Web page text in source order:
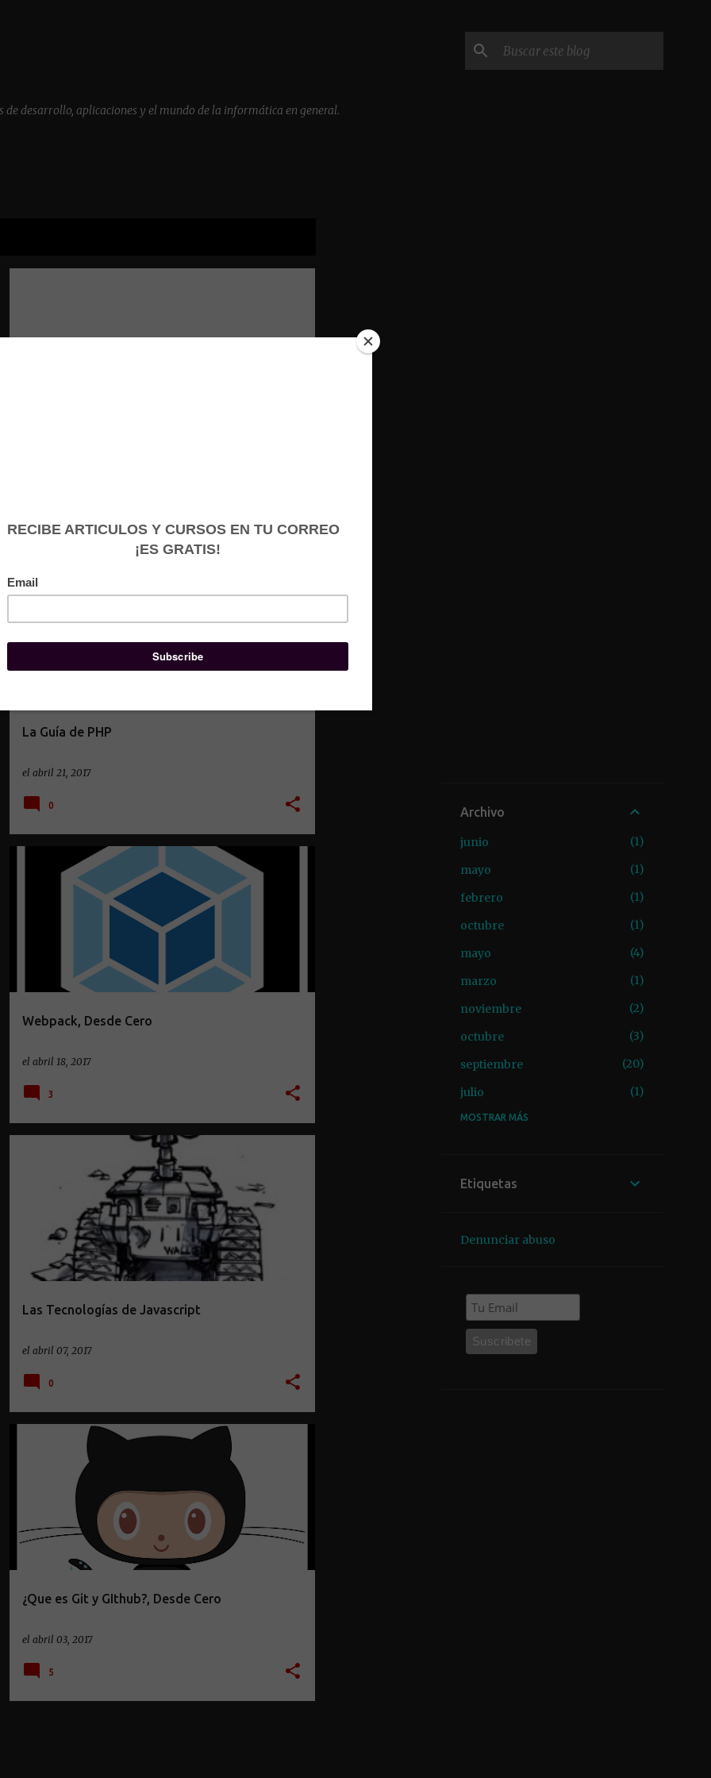
desarrollo, aplicaciones y el mundo de la informática en general.
La Guía de PHP
el abril 21, 2017
0
Webpack, Desde Cero
el abril 18, 2017
3
Las Tecnologías de Javascript
el abril 07, 2017
IOT
PROGRAMACIÓN ROBOTICA WWW
0
¿Que es Git y GIthub?, Desde Cero
el abril 03, 2017
DESAROLLO WEB
5
Archivo
junio
1
mayo
1
febrero
1
octubre
1
mayo
4
marzo
1
noviembre
2
octubre
3
septiembre
20
julio
1
junio
abril
MOSTRAR MÁS
Etiquetas
Denunciar abuso